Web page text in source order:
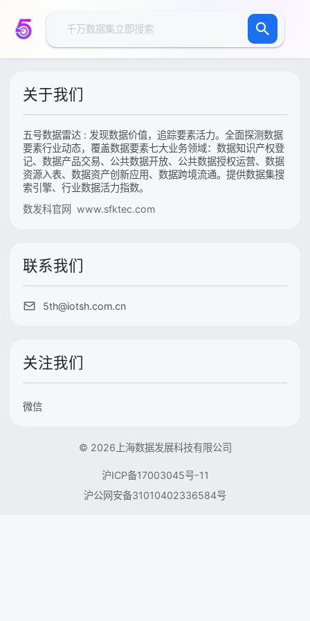
关于我们
五号数据雷达 : 发现数据价值，追踪要素活力。全面探测数据
要素行业动态，覆盖数据要素七大业务领域：数据知识产权登
记、数据产品交易、公共数据开放、公共数据授权运营、数据
资源入表、数据资产创新应用、数据跨境流通。提供数据集搜
索引擎、行业数据活力指数。
数发科官网 www.sfktec.com
联系我们
5th@iotsh.com.cn
关注我们
微信
© 2026上海数据发展科技有限公司
沪ICP备17003045号-11
沪公网安备31010402336584号